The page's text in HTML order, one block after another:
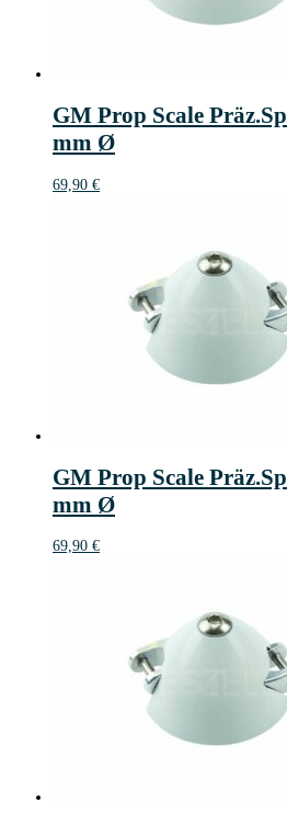
GM Prop Scale
mm Ø
69,90 €
GM Prop Scale
mm Ø
69,90 €